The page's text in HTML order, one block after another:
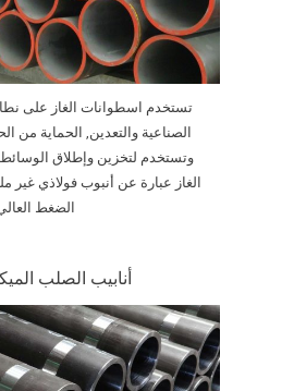
تستخدم اسطوانات الغاز على
الصناعية والتعدين, الحماية من
وتستخدم لتخزين وإطلاق الوسائط
الغاز عبارة عن أنبوب فولاذي غير
الضغط
أنابيب الصلب